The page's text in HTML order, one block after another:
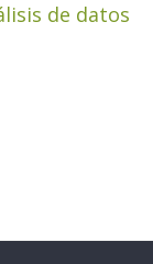
de datos